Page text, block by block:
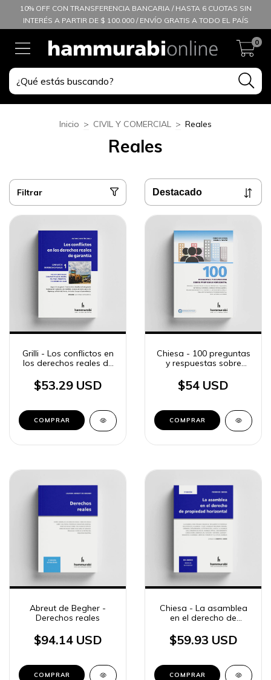
10% OFF CON TRANSFERENCIA BANCARIA / HASTA 6 CUOTAS SIN
INTERÉS A PARTIR DE $ 100.000 / ENVÍO GRATIS A TODO EL PAÍS
0
Inicio > CIVIL Y COMERCIAL > Reales
Reales
Filtrar
Grilli - Los conflictos en
los derechos reales de
$53.29 USD
COMPRAR
Chiesa - 100 preguntas
y respuestas sobre
$54 USD
COMPRAR
Abreut de Begher -
Derechos reales
$94.14 USD
COMPRAR
Chiesa - La asamblea
en el derecho de
$59.93 USD
COMPRAR